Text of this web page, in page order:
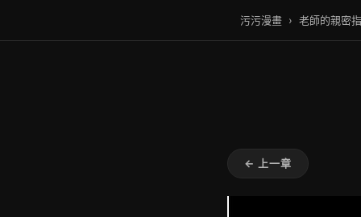
污污漫畫 › 老師的親密
← 上一章